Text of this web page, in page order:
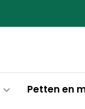
Petten en